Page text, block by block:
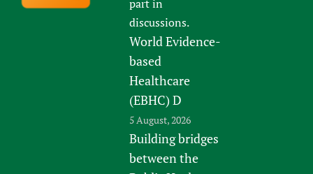
part in
discussions.
World Evidence-
based
Healthcare
(EBHC) D
5 August, 2026
Building bridges
between the